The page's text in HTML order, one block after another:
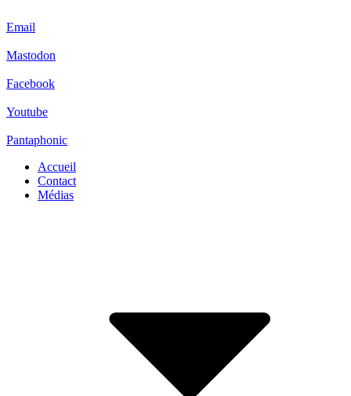
Email
Mastodon
Facebook
Youtube
Pantaphonic
Accueil
Contact
Médias